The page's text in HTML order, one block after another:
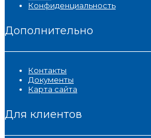
Конфиденциальность
Дополнительно
Контакты
Документы
Карта сайта
Для клиентов